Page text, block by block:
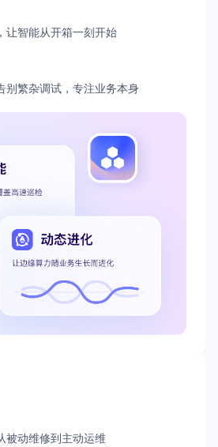
让智能从开箱一刻开始
别繁杂调试，专注业务本身
被动维修到主动运维